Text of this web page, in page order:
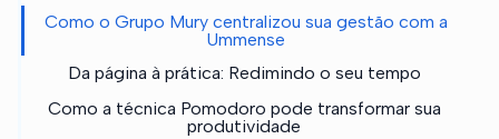
Como o Grupo Mury centralizou sua gestão com a
Ummense
Da página à prática: Redimindo o seu tempo
Como a técnica Pomodoro pode transformar sua
produtividade